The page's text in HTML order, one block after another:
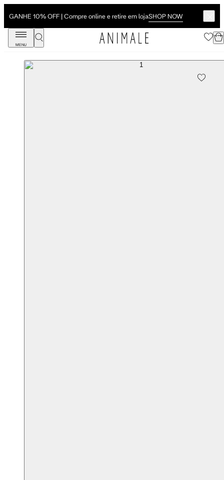
GANHE 10% OFF | Compre online e retire em lojaSHOP NOW
MENU